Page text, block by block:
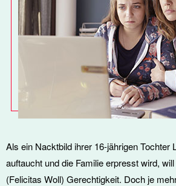
Als ein Nacktbild ihrer 16-jährigen Tochter
auftaucht und die Familie erpresst wird,
(Felicitas Woll) Gerechtigkeit. Doch je